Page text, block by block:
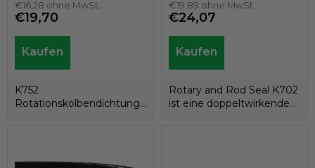
Kastas K752-095
€16,28 ohne MwSt.
€19,70
K752
Rotationskolbendichtung
Kastas K702-095
€19,89 ohne MwSt.
€24,07
Rotary and Rod Seal K702
ist eine doppeltwirkende